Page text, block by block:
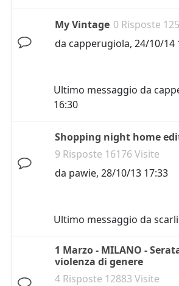
My Vintage 0 Risposte
da capperugiola, 24/10/14
Ultimo messaggio da
16:30
Shopping night home
9 Risposte 16176 Visite
da pawie, 28/10/13 17:33
Ultimo messaggio da
1 Marzo - MILANO -
violenza di genere
4 Risposte 12883 Visite